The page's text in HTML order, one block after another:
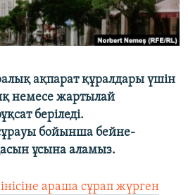
ақпарат құралдары үшін
немесе жартылай
беріледі.
бойынша бейне-
ұсына аламыз.
араша сұрап жүрген